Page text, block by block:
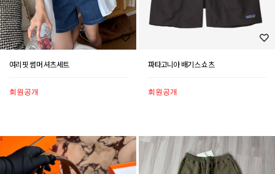
여리핏 썸머 셔츠세트
회원공개
파타고니아 배기스 쇼츠
회원공개